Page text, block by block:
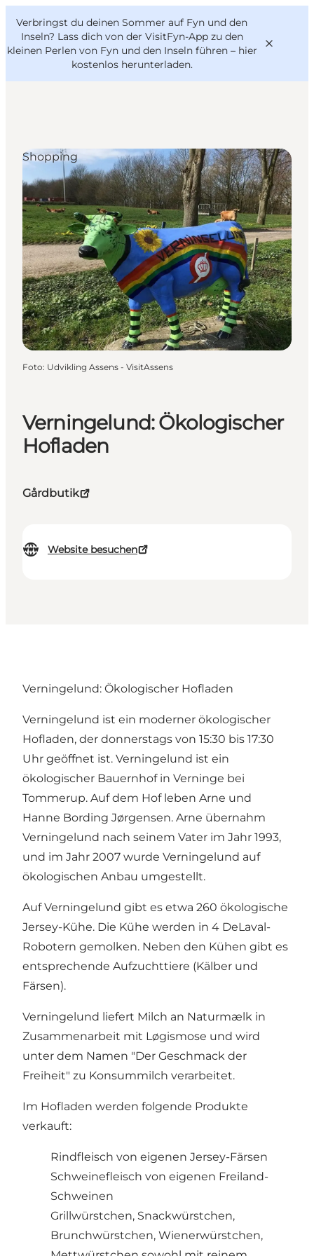
Verbringst du deinen Sommer auf Fyn und den
Inseln? Lass dich von der VisitFyn-App zu den
kleinen Perlen von Fyn und den Inseln führen – hier
kostenlos herunterladen.
Reise Ideen
Outdoor & bike
Essen & trinken
Übernachtung
VisitFyn
Deutsch
Verningelund: Ökologischer
Hofladen
Gårdbutik
Website besuchen
Shopping
Foto: Udvikling Assens - VisitAssens
Verningelund: Ökologischer Hofladen
Verningelund ist ein moderner ökologischer
Hofladen, der donnerstags von 15:30 bis 17:30
Uhr geöffnet ist. Verningelund ist ein
ökologischer Bauernhof in Verninge bei
Tommerup. Auf dem Hof leben Arne und
Hanne Bording Jørgensen. Arne übernahm
Verningelund nach seinem Vater im Jahr 1993,
und im Jahr 2007 wurde Verningelund auf
ökologischen Anbau umgestellt.
Auf Verningelund gibt es etwa 260 ökologische
Jersey-Kühe. Die Kühe werden in 4 DeLaval-
Robotern gemolken. Neben den Kühen gibt es
entsprechende Aufzuchttiere (Kälber und
Färsen).
Verningelund liefert Milch an Naturmælk in
Zusammenarbeit mit Løgismose und wird
unter dem Namen "Der Geschmack der
Freiheit" zu Konsummilch verarbeitet.
Im Hofladen werden folgende Produkte
verkauft:
Rindfleisch von eigenen Jersey-Färsen
Schweinefleisch von eigenen Freiland-
Schweinen
Grillwürstchen, Snackwürstchen,
Brunchwürstchen, Wienerwürstchen,